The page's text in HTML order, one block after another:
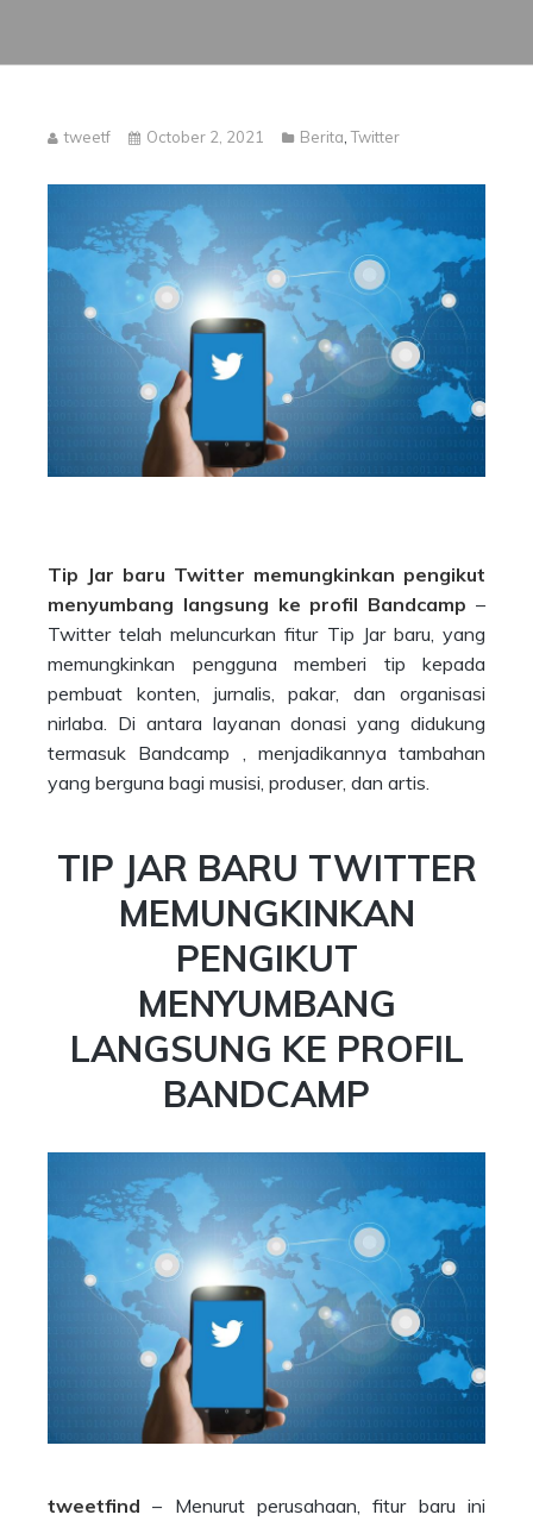
tweetf October 2, 2021 Berita,Twitter
Tip Jar baru Twitter memungkinkan pengikut
menyumbang langsung ke profil Bandcamp –
Twitter telah meluncurkan fitur Tip Jar baru, yang
memungkinkan pengguna memberi tip kepada
pembuat konten, jurnalis, pakar, dan organisasi
nirlaba. Di antara layanan donasi yang didukung
termasuk Bandcamp , menjadikannya tambahan
yang berguna bagi musisi, produser, dan artis.
TIP JAR BARU TWITTER
MEMUNGKINKAN
PENGIKUT
MENYUMBANG
LANGSUNG KE PROFIL
BANDCAMP
tweetfind – Menurut perusahaan, fitur baru ini